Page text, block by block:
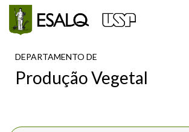
Pular para o conteúdo principal
DEPARTAMENTO DE
Produção Vegetal